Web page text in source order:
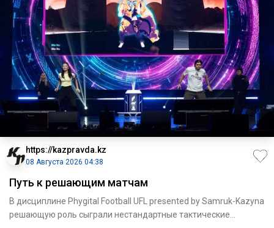
https://kazpravda.kz
08 Августа 2026 04:38
Путь к решающим матчам
В дисциплине Phygital Football UFL presented by Samruk-Kazyna
решающую роль сыграли нестандартные тактические